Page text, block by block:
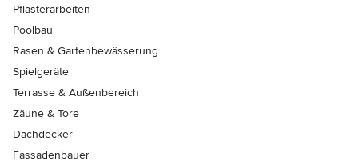
Pflasterarbeiten
Poolbau
Rasen & Gartenbewässerung
Spielgeräte
Terrasse & Außenbereich
Zäune & Tore
Dachdecker
Fassadenbauer